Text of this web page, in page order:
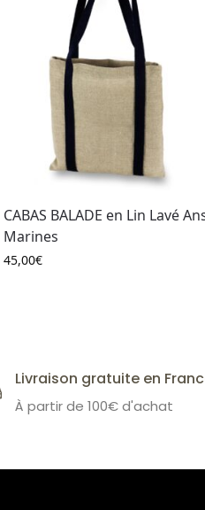
CABAS BALADE en Lin Lavé
Marines
45,00€
Livraison gratuite en
À partir de 100€ d'achat